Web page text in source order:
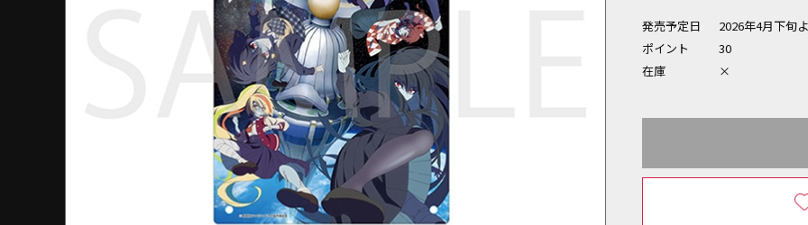
発売予定日
2026年4月下旬
ポイント
30
在庫
×